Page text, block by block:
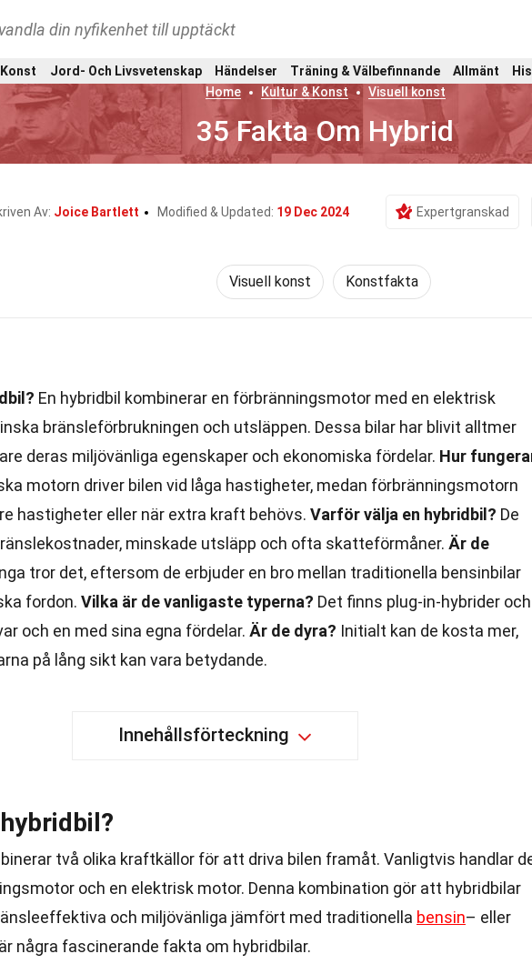
din nyfikenhet till upptäckt
Jord- Och Livsvetenskap Händelser Träning & Välbefinnande Allmänt
Home
Kultur & Konst Visuell konst
35 Fakta Om Hybrid
Av: Joice Bartlett Modified & Updated: 19 Dec 2024 Expertgranskad
Visuell konst Konstfakta
En hybridbil kombinerar en förbränningsmotor med en elektrisk
bränsleförbrukningen och utsläppen. Dessa bilar har blivit alltmer
deras miljövänliga egenskaper och ekonomiska fördelar. Hur
motorn driver bilen vid låga hastigheter, medan förbränningsmotorn
hastigheter eller när extra kraft behövs. Varför välja en hybridbil? De
minskade utsläpp och ofta skatteförmåner. Är de
tror det, eftersom de erbjuder en bro mellan traditionella bensinbilar
fordon. Vilka är de vanligaste typerna? Det finns plug-in-hybrider och
och en med sina egna fördelar. Är de dyra? Initialt kan de kosta mer,
på lång sikt kan vara betydande.
Innehållsförteckning
två olika kraftkällor för att driva bilen framåt. Vanligtvis handlar
och en elektrisk motor. Denna kombination gör att hybridbilar
och miljövänliga jämfört med traditionella bensin– eller
några fascinerande fakta om hybridbilar.